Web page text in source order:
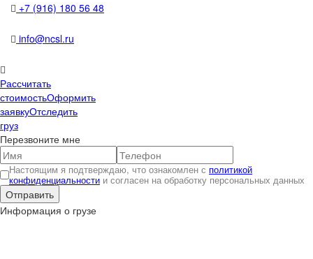
+7 (916) 180 56 48
info@ncsl.ru
Рассчитать
стоимостьОформить
заявкуОтследить
груз
Перезвоните мне
Настоящим я подтверждаю, что ознакомлен с политикой
конфиденциальности и согласен на обработку персональных данных
Информация о грузе